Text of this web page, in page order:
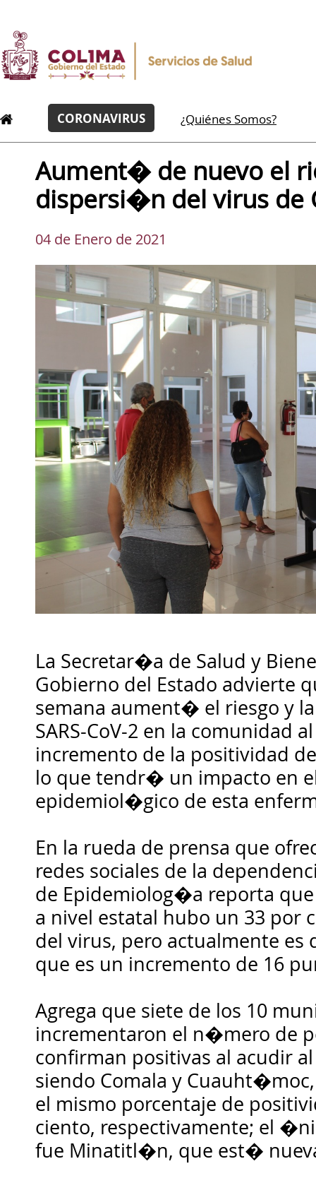
CORONAVIRUS ¿Quiénes Somos?
Aument� de nuevo el
dispersi�n del virus de
04 de Enero de 2021
La Secretar�a de Salud y
Gobierno del Estado advierte
semana aument� el riesgo y
SARS-CoV-2 en la comunidad
incremento de la positividad
lo que tendr� un impacto en
epidemiol�gico de esta
En la rueda de prensa que
redes sociales de la
de Epidemiolog�a reporta
a nivel estatal hubo un 33 por
del virus, pero actualmente es
que es un incremento de 16
Agrega que siete de los 10
incrementaron el n�mero de
confirman positivas al acudir
siendo Comala y
el mismo porcentaje de
ciento, respectivamente; el
fue Minatitl�n, que est�